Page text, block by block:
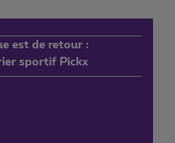
est de retour :
sportif Pickx